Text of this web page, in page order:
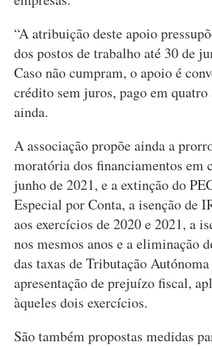
“A atribuição deste apoio
dos postos de trabalho até 30 de
Caso não cumpram, o apoio é
crédito sem juros, pago em quatro
ainda.
A associação propõe ainda a
moratória dos financiamentos em
junho de 2021, e a extinção do
Especial por Conta, a isenção de
aos exercícios de 2020 e 2021, a
nos mesmos anos e a eliminação
das taxas de Tributação
apresentação de prejuízo fiscal,
àqueles dois exercícios.
São também propostas medidas